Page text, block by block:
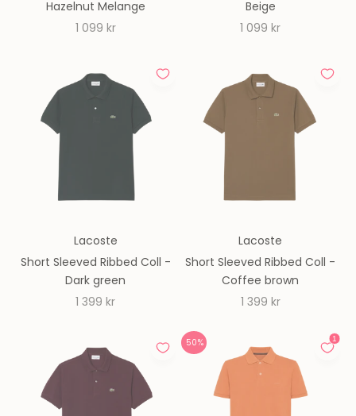
Hazelnut Melange
REA-pris
1 099 kr
Beige
REA-pris
1 099 kr
Lacoste
Short Sleeved Ribbed Coll -
Dark green
REA-pris
1 399 kr
Lacoste
Short Sleeved Ribbed Coll -
Coffee brown
REA-pris
1 399 kr
50%